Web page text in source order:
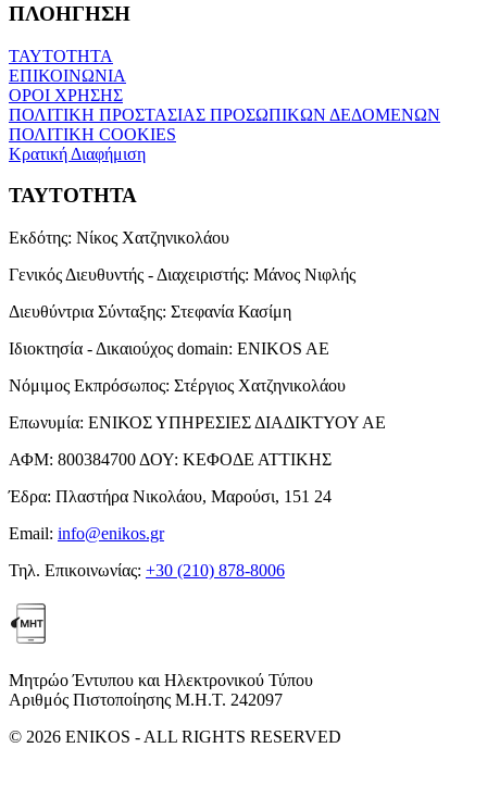
ΠΛΟΗΓΗΣΗ
ΤΑΥΤΟΤΗΤΑ
ΕΠΙΚΟΙΝΩΝΙΑ
ΟΡΟΙ ΧΡΗΣΗΣ
ΠΟΛΙΤΙΚΗ ΠΡΟΣΤΑΣΙΑΣ ΠΡΟΣΩΠΙΚΩΝ ΔΕΔΟΜΕΝΩΝ
ΠΟΛΙΤΙΚΗ COOKIES
Κρατική Διαφήμιση
ΤΑΥΤΟΤΗΤΑ
Εκδότης: Νίκος Χατζηνικολάου
Γενικός Διευθυντής - Διαχειριστής: Μάνος Νιφλής
Διευθύντρια Σύνταξης: Στεφανία Κασίμη
Ιδιοκτησία - Δικαιούχος domain: ENIKOS AE
Νόμιμος Εκπρόσωπος: Στέργιος Χατζηνικολάου
Επωνυμία: ΕΝΙΚΟΣ ΥΠΗΡΕΣΙΕΣ ΔΙΑΔΙΚΤΥΟΥ ΑΕ
ΑΦΜ: 800384700 ΔΟΥ: ΚΕΦΟΔΕ ΑΤΤΙΚΗΣ
Έδρα: Πλαστήρα Νικολάου, Μαρούσι, 151 24
Email: info@enikos.gr
Τηλ. Επικοινωνίας: +30 (210) 878-8006
Μητρώο Έντυπου και Ηλεκτρονικού Τύπου
Αριθμός Πιστοποίησης Μ.Η.Τ. 242097
© 2026 ENIKOS - ALL RIGHTS RESERVED